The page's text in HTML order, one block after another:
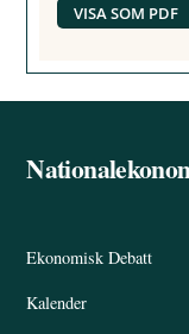
VISA SOM PDF
Ekonomisk Debatt
Kalender